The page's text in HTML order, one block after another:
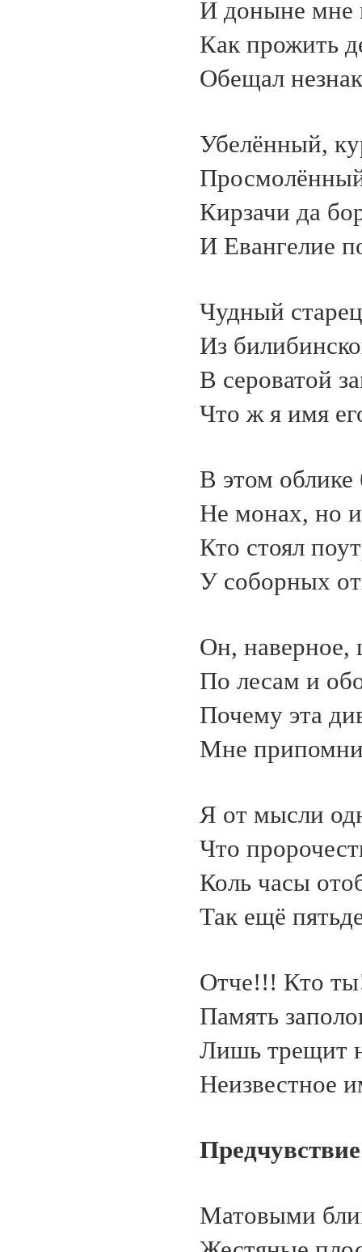
И доныне мне
Как прожить
Обещал
Убелённый,
Кирзачи да
И Евангелие
Чудный
Из
В сероватой
Что ж я имя
В этом
Не монах, но
Кто стоял
У соборных
Он, наверное,
По лесам и
Почему эта
Мне
Я от мысли
Что
Коль часы
Так ещё
Отче!!! Кто
Память
Лишь трещит
Неизвестное
Матовыми